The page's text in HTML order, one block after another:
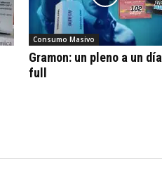
Consumo Masivo
Gramon: un pleno a un día
full